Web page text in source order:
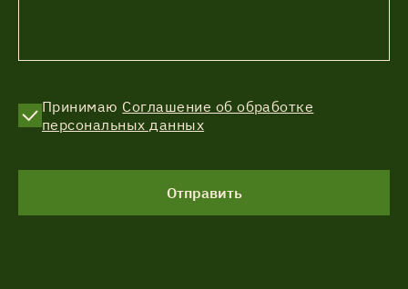
Принимаю Соглашение об обработке
персональных данных
Отправить